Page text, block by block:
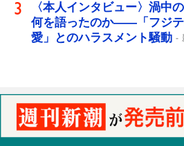
〈本人インタビュー〉渦中
何を語ったのか――「フジ
愛」とのハラスメント騒動